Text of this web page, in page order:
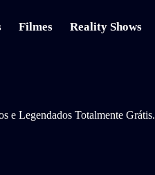
Filmes Reality Shows
e Legendados Totalmente Grátis.